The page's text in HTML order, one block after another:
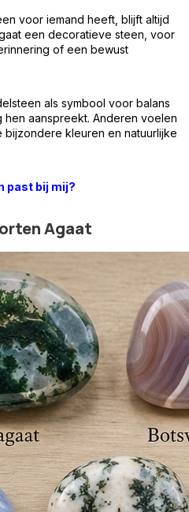
voor iemand heeft, blijft altijd
een decoratieve steen, voor
of een bewust
als symbool voor balans
hen aanspreekt. Anderen voelen
kleuren en natuurlijke
past bij mij?
Agaat